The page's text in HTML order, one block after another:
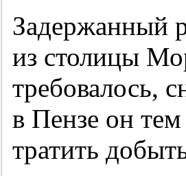
Задержанный
из столицы
требовалось,
в Пензе он
тратить